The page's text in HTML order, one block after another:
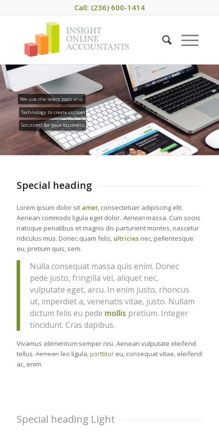
Call: (236) 600-1414
We use the latest tools and
Technology to create custom
Solutions for your business
Special heading
Lorem ipsum dolor sit amet, consectetuer adipiscing elit.
Aenean commodo ligula eget dolor. Aeneanmassa. Cum sociis
natoque penatibus et magnis dis parturient montes, nascetur
ridiculus mus. Donec quam felis, ultriciesnec, pellentesque
eu, pretium quis, sem.
Nulla consequat massa quis enim. Donec
pede justo, fringilla vel, aliquet nec,
vulputate eget, arcu. In enim justo, rhoncus
ut, imperdiet a, venenatis vitae, justo. Nullam
dictum felis eu pede mollis pretium. Integer
tincidunt. Cras dapibus.
Vivamus elementumsemper nisi. Aenean vulputate eleifend
tellus.Aeneanleo ligula,porttitoreu, consequat vitae, eleifend
ac, enim.
Special heading Light